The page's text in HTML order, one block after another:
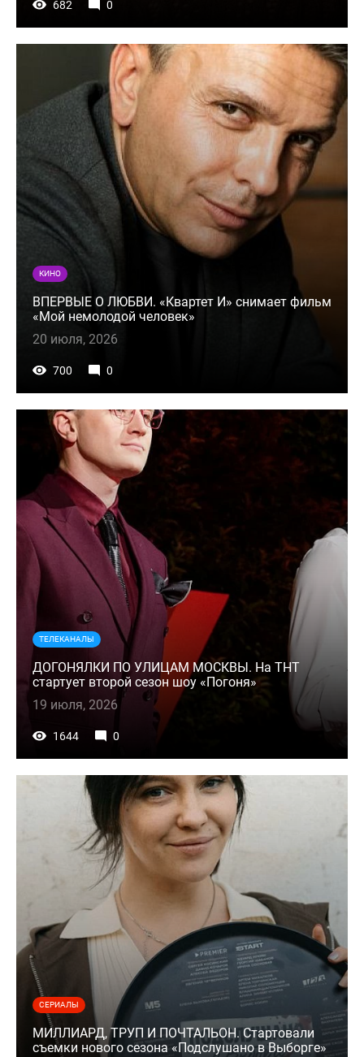
682 0
КИНО
ВПЕРВЫЕ О ЛЮБВИ. «Квартет И» снимает фильм
«Мой немолодой человек»
20 июля, 2026
700 0
ТЕЛЕКАНАЛЫ
ДОГОНЯЛКИ ПО УЛИЦАМ МОСКВЫ. На ТНТ
стартует второй сезон шоу «Погоня»
19 июля, 2026
1644 0
СЕРИАЛЫ
МИЛЛИАРД, ТРУП И ПОЧТАЛЬОН. Стартовали
съемки нового сезона «Подслушано в Выборге»